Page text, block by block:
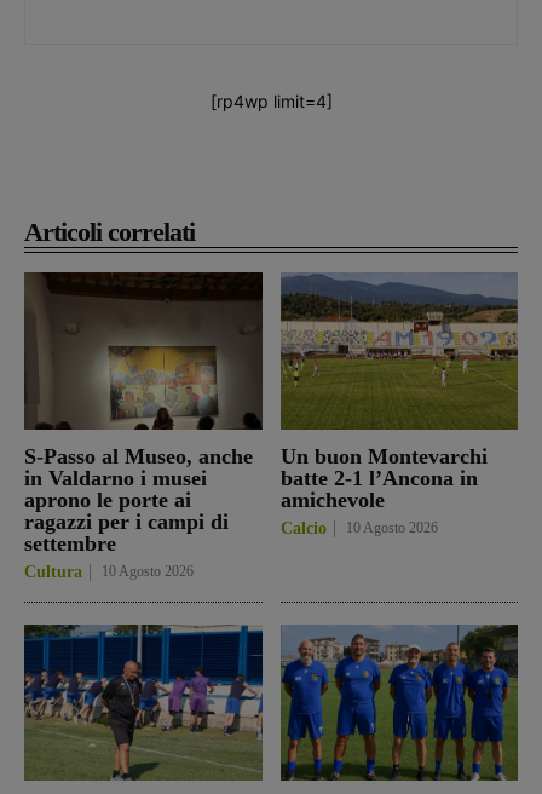
Articoli correlati
S-Passo al Museo, anche
in Valdarno i musei
aprono le porte ai
ragazzi per i campi di
settembre
Cultura 10 Agosto 2026
Un buon Montevarchi
batte 2-1 l’Ancona in
amichevole
Calcio 10 Agosto 2026
[rp4wp limit=4]